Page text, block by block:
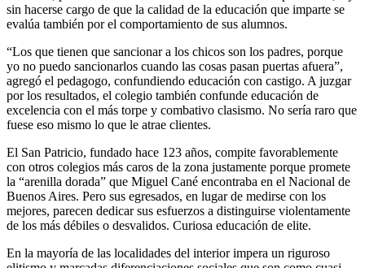
sin hacerse cargo de que la calidad de la educación que imparte se
evalúa también por el comportamiento de sus alumnos.
“Los que tienen que sancionar a los chicos son los padres, porque
yo no puedo sancionarlos cuando las cosas pasan puertas afuera”,
agregó el pedagogo, confundiendo educación con castigo. A juzgar
por los resultados, el colegio también confunde educación de
excelencia con el más torpe y combativo clasismo. No sería raro que
fuese eso mismo lo que le atrae clientes.
El San Patricio, fundado hace 123 años, compite favorablemente
con otros colegios más caros de la zona justamente porque promete
la “arenilla dorada” que Miguel Cané encontraba en el Nacional de
Buenos Aires. Pero sus egresados, en lugar de medirse con los
mejores, parecen dedicar sus esfuerzos a distinguirse violentamente
de los más débiles o desvalidos. Curiosa educación de elite.
En la mayoría de las localidades del interior impera un riguroso